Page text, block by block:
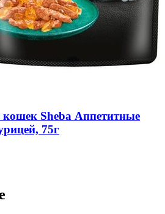
Sheba Аппетитные
75г